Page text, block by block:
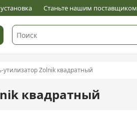
Станьте нашим поставщиком
утилизатор Zolnik квадратный
квадратный